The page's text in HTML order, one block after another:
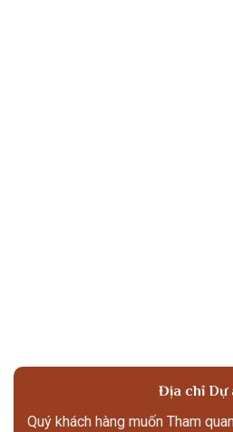
Địa chỉ Dự
Quý khách hàng muốn Tham